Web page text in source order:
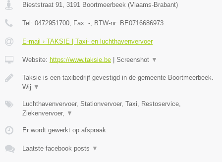
Bieststraat 91 3191 Boortmeerbeek (Vlaams-Brabant)
Tel: 0472951700 , Fax: - , BTW-nr: BE0716686973
E-mail › TAKSIE | Taxi- en luchthavenvervoer
Website: https://www.taksie.be | Screenshot ▼
Taksie is een taxibedrijf gevestigd in de gemeente Boortmeerbeek.
Wij ▼
Luchthavenvervoer, Stationvervoer, Taxi, Restoservice,
Ziekenvervoer,
▼
Er wordt gewerkt op afspraak.
Laatste facebook posts ▼